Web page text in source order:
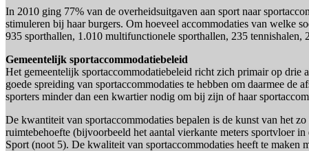
In 2010 ging 77% van de overheidsuitgaven aan sport naar
stimuleren bij haar burgers. Om hoeveel accommodaties van welke
935 sporthallen, 1.010 multifunctionele sporthallen, 235
Gemeentelijk sportaccommodatiebeleid
Het gemeentelijk sportaccommodatiebeleid richt zich primair op drie
goede spreiding van sportaccommodaties te hebben om daarmee
sporters minder dan een kwartier nodig om bij zijn of haar
De kwantiteit van sportaccommodaties bepalen is de kunst van het
ruimtebehoefte (bijvoorbeeld het aantal vierkante meters sportvloer
Sport (noot 5). De kwaliteit van sportaccommodaties heeft te maken